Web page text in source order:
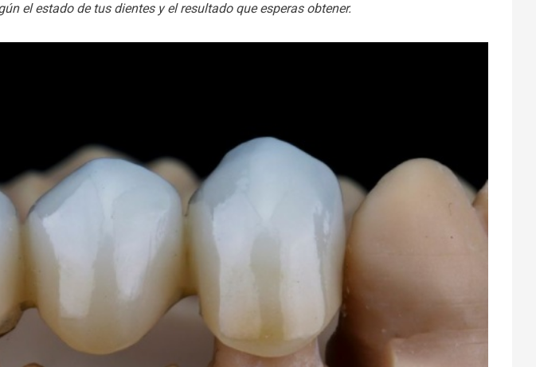
el estado de tus dientes y el resultado que esperas obtener.